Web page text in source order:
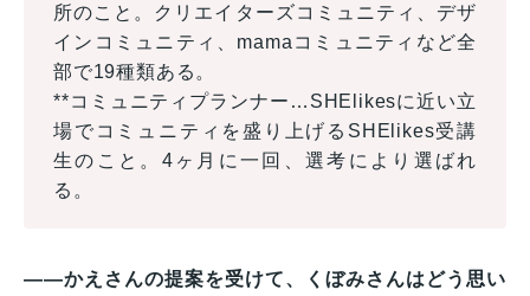
所のこと。クリエイターズコミュニティ、デザ
インコミュニティ、mamaコミュニティなど全
部で19種類ある。
**コミュニティプランナー…SHElikesに近い立
場でコミュニティを盛り上げるSHElikes受講
生のこと。4ヶ月に一回、選考により選ばれ
る。
——かえさんの提案を受けて、くぼみさんはどう思い